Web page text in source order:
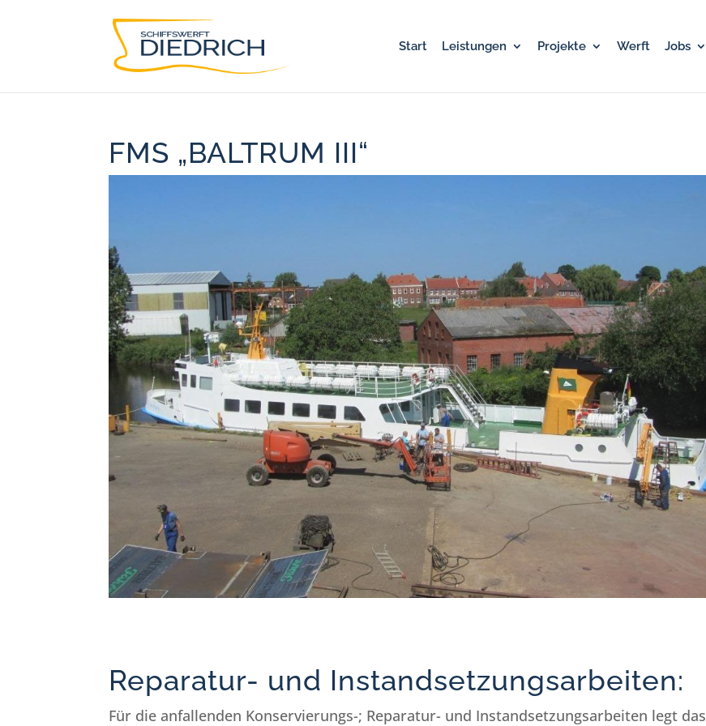
Start Leistungen Projekte Werft Jobs
FMS „BALTRUM III“
Reparatur- und Instandsetzungsarbeiten:
Für die anfallenden Konservierungs-; Reparatur- und Instandsetzungsarbeiten legt das